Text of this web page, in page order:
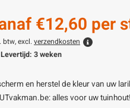
€12,60 per
btw, excl. verzendkosten
Levertijd: 3 weken
en herstel de kleur van uw
alles voor uw tuinhout!